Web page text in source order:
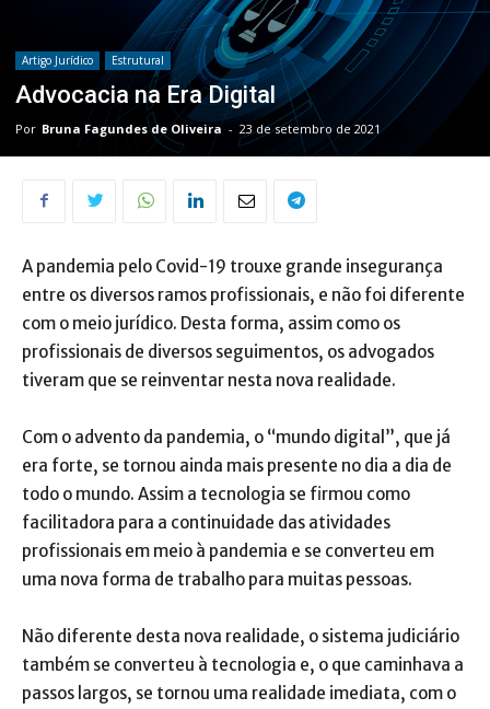
Artigo Jurídico Estrutural
Advocacia na Era Digital
Por Bruna Fagundes de Oliveira - 23 de setembro de 2021
A pandemia pelo Covid-19 trouxe grande insegurança
entre os diversos ramos profissionais, e não foi diferente
com o meio jurídico. Desta forma, assim como os
profissionais de diversos seguimentos, os advogados
tiveram que se reinventar nesta nova realidade.
Com o advento da pandemia, o “mundo digital”, que já
era forte, se tornou ainda mais presente no dia a dia de
todo o mundo. Assim a tecnologia se firmou como
facilitadora para a continuidade das atividades
profissionais em meio à pandemia e se converteu em
uma nova forma de trabalho para muitas pessoas.
Não diferente desta nova realidade, o sistema judiciário
também se converteu à tecnologia e, o que caminhava a
passos largos, se tornou uma realidade imediata, com o